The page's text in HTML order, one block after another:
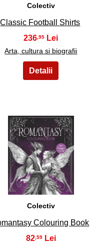
Colectiv
Classic Football Shirts
236 ,95
Arta, cultura si biografii
18
Colectiv
Colouring Book
82 ,59